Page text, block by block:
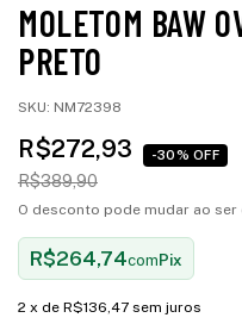
MOLETOM BAW
PRETO
SKU: NM72398
R$272,93 -30% OFF
R$389,90
O desconto pode mudar ao
R$264,74com Pix
2 x de R$136,47 sem juros